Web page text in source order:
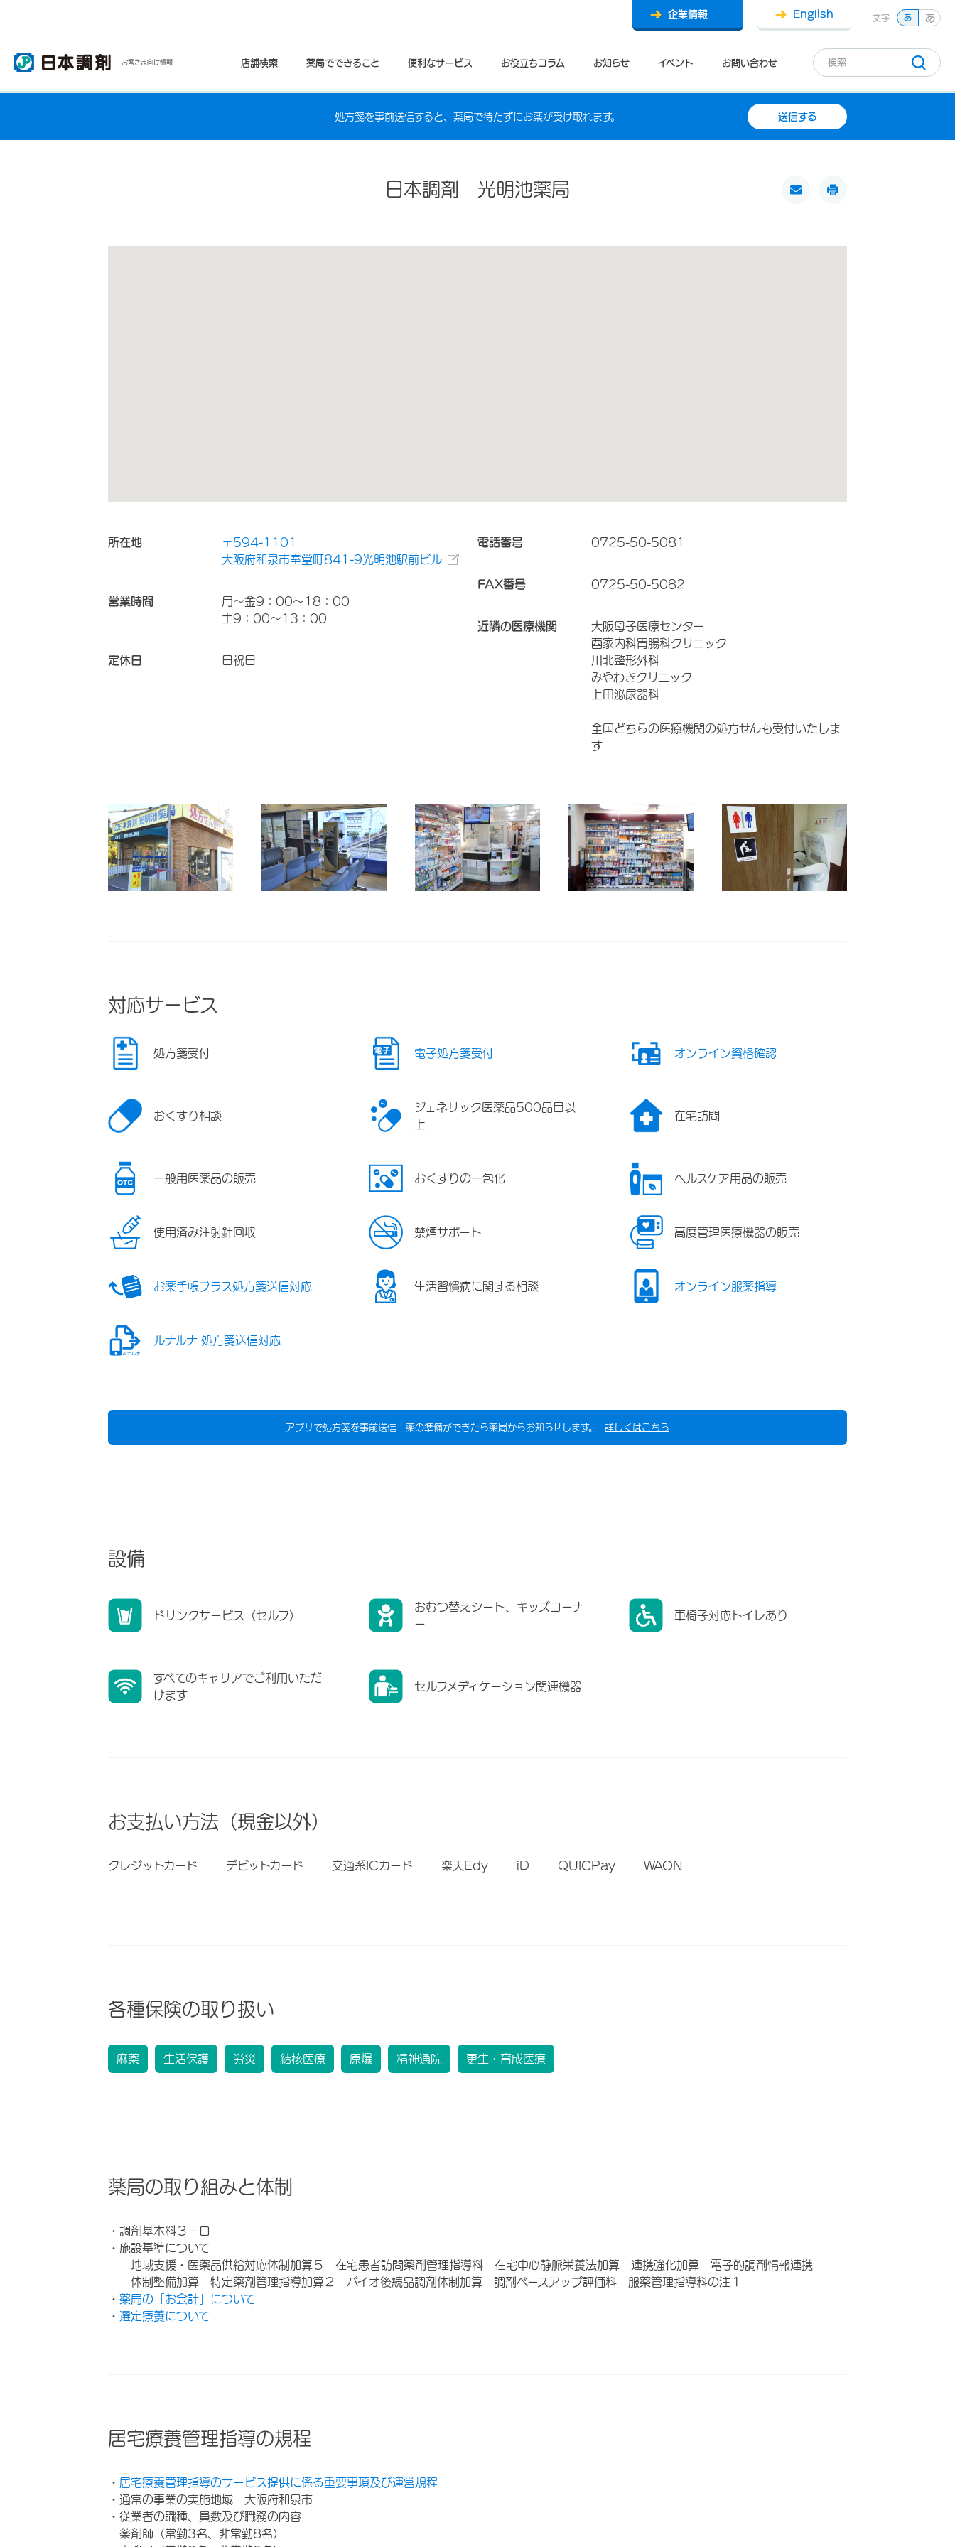
お客さま向け情報 店舗検索 薬局でできること 便利なサービス お役立ちコラム お知らせ イベント お問い合わせ
企業情報 English 文字 あ あ
処方箋を事前送信すると、薬局で待たずにお薬が受け取れます。 送信する
日本調剤 光明池薬局
所在地
〒594-1101
大阪府和泉市室堂町841-9光明池駅前ビル
営業時間
月～金9：00～18：00
土9：00～13：00
定休日 日祝日
電話番号 0725-50-5081
FAX番号 0725-50-5082
近隣の医療機関
大阪母子医療センター
酉家内科胃腸科クリニック
川北整形外科
みやわきクリニック
上田泌尿器科
全国どちらの医療機関の処方せんも受付いたしま
す
対応サービス
処方箋受付 電子処方箋受付 オンライン資格確認
おくすり相談
ジェネリック医薬品500品目以
上
在宅訪問
一般用医薬品の販売 おくすりの一包化 ヘルスケア用品の販売
使用済み注射針回収 禁煙サポート 高度管理医療機器の販売
お薬手帳プラス処方箋送信対応 生活習慣病に関する相談 オンライン服薬指導
ルナルナ 処方箋送信対応
アプリで処方箋を事前送信！薬の準備ができたら薬局からお知らせします。 詳しくはこちら
設備
ドリンクサービス（セルフ）
おむつ替えシート、キッズコーナ
ー
車椅子対応トイレあり
すべてのキャリアでご利用いただ
けます
セルフメディケーション関連機器
お支払い方法（現金以外）
クレジットカード デビットカード 交通系ICカード 楽天Edy iD QUICPay WAON
各種保険の取り扱い
麻薬 生活保護 労災 結核医療 原爆 精神通院 更生・育成医療
薬局の取り組みと体制
・調剤基本料３－ロ
・施設基準について
地域支援・医薬品供給対応体制加算５ 在宅患者訪問薬剤管理指導料 在宅中心静脈栄養法加算 連携強化加算 電子的調剤情報連携
体制整備加算 特定薬剤管理指導加算２ バイオ後続品調剤体制加算 調剤ベースアップ評価料 服薬管理指導料の注１
・ 薬局の「お会計」について
・ 選定療養について
居宅療養管理指導の規程
・ 居宅療養管理指導のサービス提供に係る重要事項及び運営規程
・通常の事業の実施地域 大阪府和泉市
・従業者の職種、員数及び職務の内容
薬剤師（常勤3名、非常勤8名）